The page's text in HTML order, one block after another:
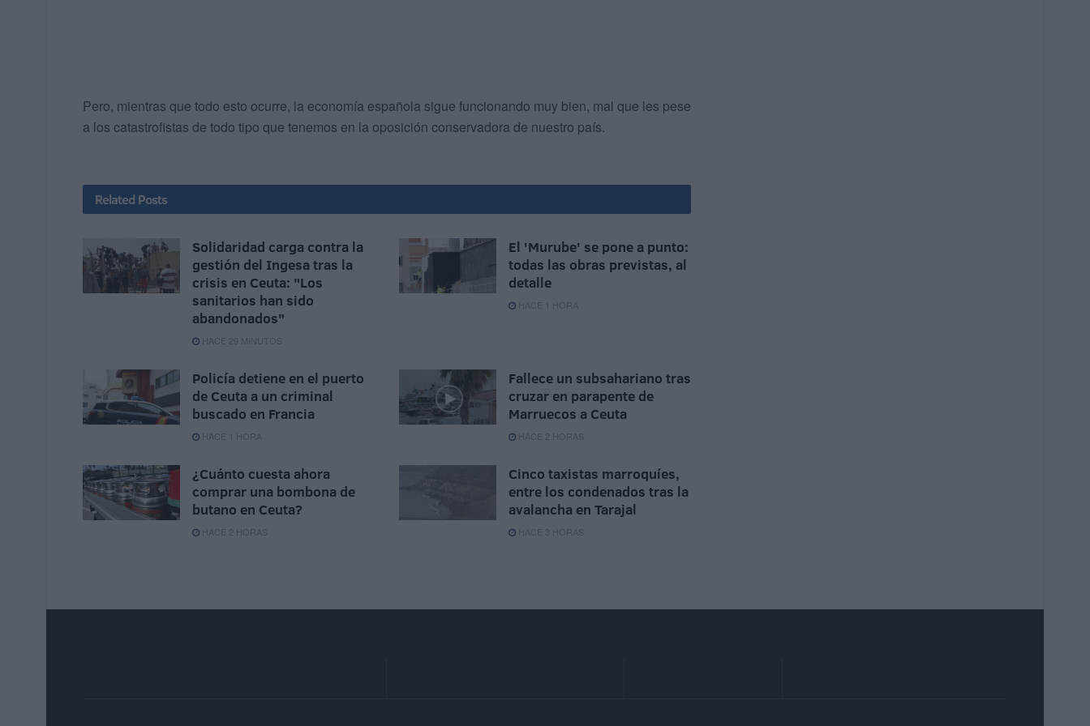
Pero, mientras que todo esto ocurre, la economía española sigue funcionando muy bien, mal que les pese
a los catastrofistas de todo tipo que tenemos en la oposición conservadora de nuestro país.
Related Posts
Solidaridad carga contra la
gestión del Ingesa tras la
crisis en Ceuta: "Los
sanitarios han sido
abandonados"
HACE 29 MINUTOS
El 'Murube' se pone a punto:
todas las obras previstas, al
detalle
HACE 1 HORA
Policía detiene en el puerto
de Ceuta a un criminal
buscado en Francia
HACE 1 HORA
Fallece un subsahariano tras
cruzar en parapente de
Marruecos a Ceuta
HACE 2 HORAS
¿Cuánto cuesta ahora
comprar una bombona de
butano en Ceuta?
HACE 2 HORAS
Cinco taxistas marroquíes,
entre los condenados tras la
avalancha en Tarajal
HACE 3 HORAS